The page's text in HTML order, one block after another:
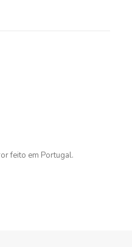
feito em Portugal.